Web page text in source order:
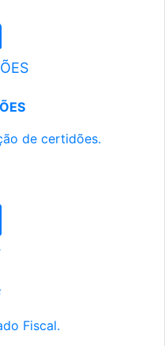
de certidões.
Fiscal.